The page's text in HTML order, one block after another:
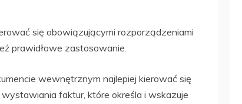
się obowiązującymi rozporządzeniami
prawidłowe zastosowanie.
wewnętrznym najlepiej kierować się
faktur, które określa i wskazuje